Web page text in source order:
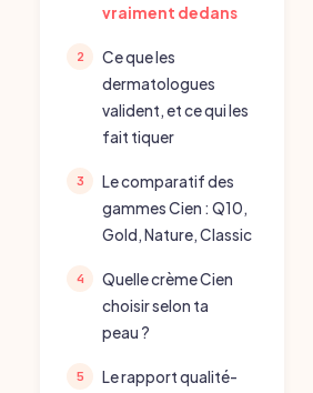
vraiment dedans
Ce que les
dermatologues
valident, et ce qui les
fait tiquer
Le comparatif des
gammes Cien : Q10,
Gold, Nature, Classic
Quelle crème Cien
choisir selon ta
peau ?
Le rapport qualité-